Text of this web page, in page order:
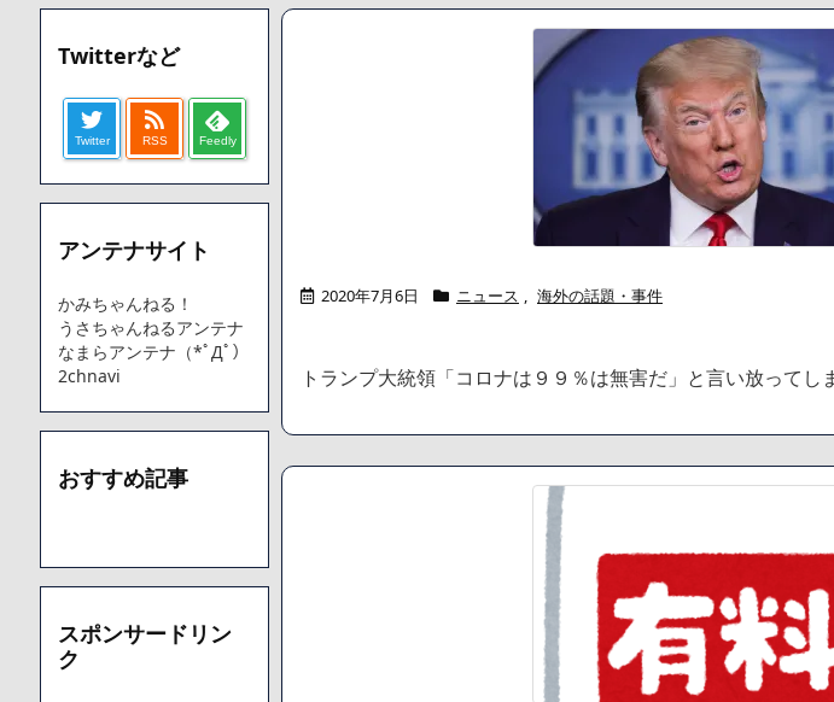
【画像】さくまあきら「桃鉄の赤マスは実際に行ってみてクソだった所です」
【愕然】ワイ「豚バラ220gカリッカリになるまで焼いて重さ調べたろww(2割3割減ったら御の
字やろなあww)」→結果・・・・・・・・・・・・・・・・・・・
【悲報】ジェネリック医薬品、4割が承認書と異なる製造だったことが発覚「衝撃的な数字だ」
【速報】楽天グループ、減損損失約160億円と約700億円の繰延税金資産の取崩し
【悲報】読売新聞、「避難所の自販機が壊されて窃盗された」というデマ記事をこっそり削除し
てしまう
SM風俗嬢ワイ、なんでも答えるが質問ある？
Powered by livedoor 相互RSS
2020年7月6日 ニュース , 海外の話題・事件
トランプ大統領「コロナは９９％は無害だ」と言い放ってし
Twitterなど
Twitter RSS Feedly
アンテナサイト
かみちゃんねる！
うさちゃんねるアンテナ
なまらアンテナ（*ﾟДﾟ）
2chnavi
おすすめ記事
スポンサードリン
ク